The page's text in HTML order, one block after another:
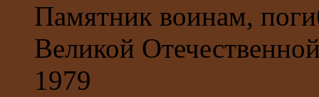
Памятник воинам,
Великой
1979